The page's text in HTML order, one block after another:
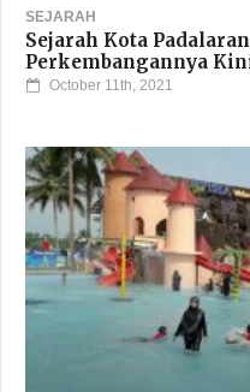
SEJARAH
Sejarah Kota
Perkembangannya
October 11th, 2021